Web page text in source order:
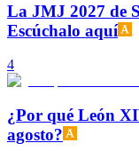
La JMJ 2027 de
Escúchalo aquí
4
¿Por qué León
agosto?